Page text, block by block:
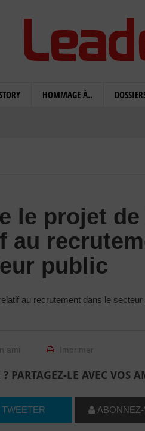
HOMMAGE À..
le projet
au
public
au recrutement dans le
ami Imprimer
PARTAGEZ-LE AVEC VOS
TWEETER